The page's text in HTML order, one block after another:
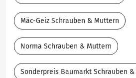
Mäc-Geiz Schrauben & Muttern
Norma Schrauben & Muttern
Sonderpreis Baumarkt Schrauben